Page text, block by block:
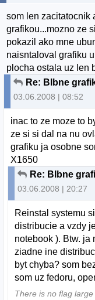
som len zacitatocnik
grafikou...mozno ze
pokazil ako mne
naisntaloval grafiku
plocha ostala uz len
Re: Blbne
03.06.2008 | 08:52
inac to ze moze to
ze si si dal na nu
grafiku ja osobne
X1650
Re: Blbne
03.06.2008 | 20:27
Reinstal systemu
distribucie a vzdy
notebook ). Btw. ja
ziadne ine
byt chyba? som
som uz fedoru,
There is no flag